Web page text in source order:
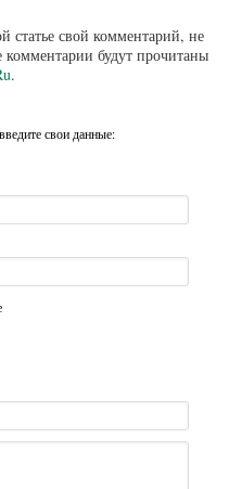
статье свой комментарий, не
будут прочитаны
.
свои данные: